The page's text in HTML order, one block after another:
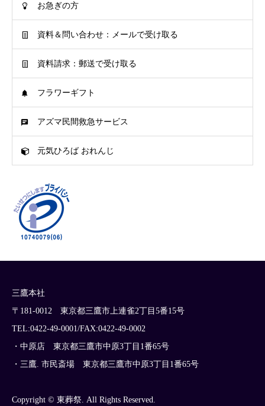
お急ぎの方
資料＆問い合わせ：メールで受け取る
資料請求：郵送で受け取る
フラワーギフト
アズマ民間救急サービス
元気ひろば おれんじ
三鷹本社
〒181-0012 東京都三鷹市上連雀2丁目5番15号
TEL:0422-49-0001/FAX:0422-49-0002
・中原店 東京都三鷹市中原3丁目1番65号
・三鷹. 市民斎場 東京都三鷹市中原3丁目1番65号
Copyright © 東葬祭. All Rights Reserved.